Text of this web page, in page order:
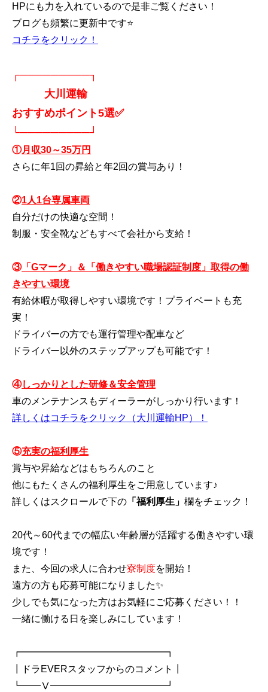
HPにも力を入れているので是非ご覧ください！
ブログも頻繁に更新中です⭐
コチラをクリック！
┌─────────┐
大川運輸
おすすめポイント5選✅
└─────────┘
①月収30～35万円
さらに年1回の昇給と年2回の賞与あり！
②1人1台専属車両
自分だけの快適な空間！
制服・安全靴などもすべて会社から支給！
③「Gマーク」＆「働きやすい職場認証制度」取得の働
きやすい環境
有給休暇が取得しやすい環境です！プライベートも充
実！
ドライバーの方でも運行管理や配車など
ドライバー以外のステップアップも可能です！
④しっかりとした研修＆安全管理
車のメンテナンスもディーラーがしっかり行います！
詳しくはコチラをクリック（大川運輸HP）！
⑤充実の福利厚生
賞与や昇給などはもちろんのこと
他にもたくさんの福利厚生をご用意しています♪
詳しくはスクロールで下の 「福利厚生」 欄をチェック！
20代～60代までの幅広い年齢層が活躍する働きやすい環
境です！
また、今回の求人に合わせ寮制度を開始！
遠方の方も応募可能になりました✨
少しでも気になった方はお気軽にご応募ください！！
一緒に働ける日を楽しみにしています！
┏━━━━━━━━━━━━━━━┓
┃ドラEVERスタッフからのコメント┃
┗━━Ⅴ━━━━━━━━━━━━┛